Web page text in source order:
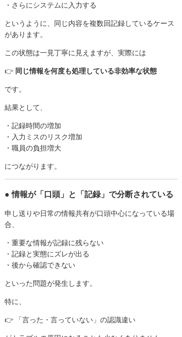
・さらにシステムに入力する
というように、同じ内容を複数回記録しているケース
があります。
この状態は一見丁寧に見えますが、実際には
👉 同じ情報を何度も処理している非効率な状態
です。
結果として、
・記録時間の増加
・入力ミスのリスク増加
・職員の負担増大
につながります。
● 情報が「口頭」と「記録」で分断されている
申し送りや日常の情報共有が口頭中心になっている場
合、
・重要な情報が記録に残らない
・記録と実態にズレが出る
・後から確認できない
といった問題が発生します。
特に、
👉 「言った・言っていない」の認識違い